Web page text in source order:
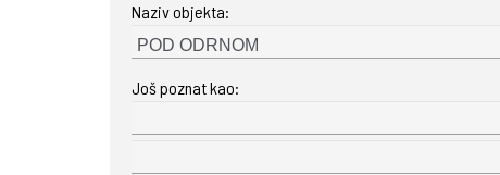
BRODSKO-POSAVSKA ŽUPANIJA
OSJEČKO-BARANJSKA ŽUPANIJA
VUKOVARSKO-SRIJEMSKA ŽUPANIJA
ISTARSKA ŽUPANIJA
Naziv objekta:
Još poznat kao: